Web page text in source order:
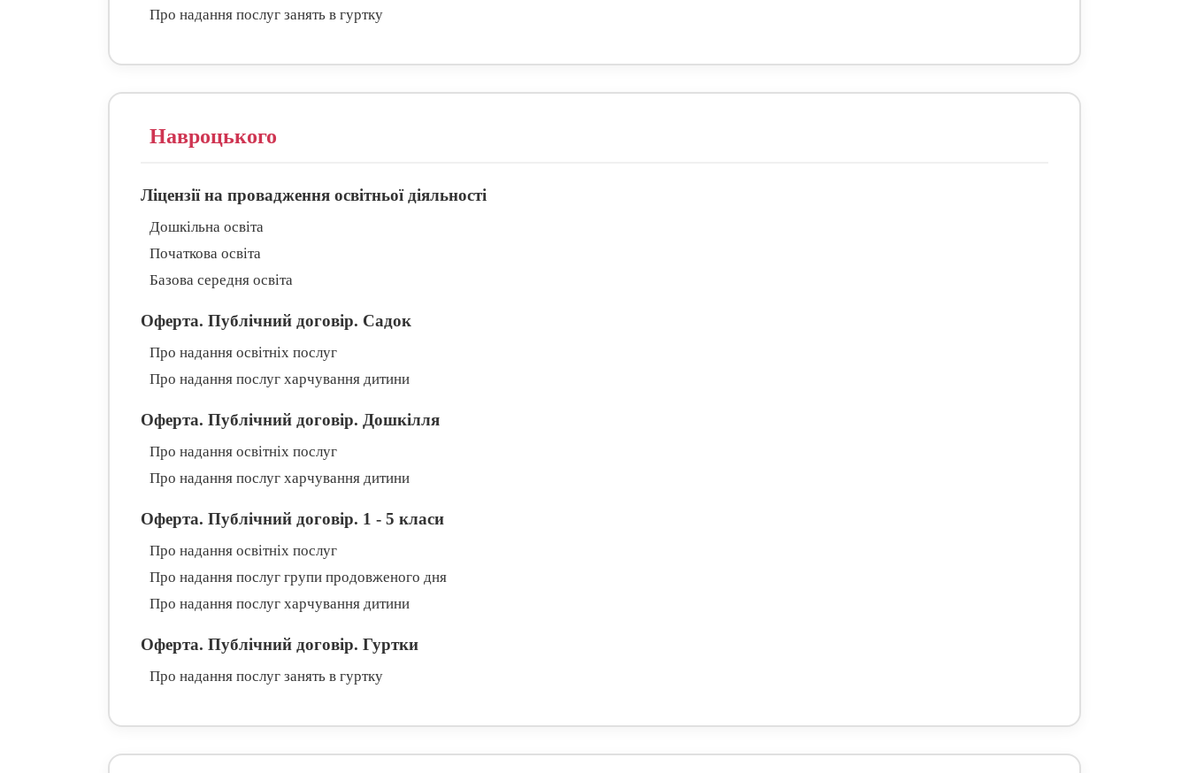
Про надання послуг занять в гуртку
Навроцького
Ліцензії на провадження освітньої діяльності
Дошкільна освіта
Початкова освіта
Базова середня освіта
Оферта. Публічний договір. Садок
Про надання освітніх послуг
Про надання послуг харчування дитини
Оферта. Публічний договір. Дошкілля
Про надання освітніх послуг
Про надання послуг харчування дитини
Оферта. Публічний договір. 1 - 5 класи
Про надання освітніх послуг
Про надання послуг групи продовженого дня
Про надання послуг харчування дитини
Оферта. Публічний договір. Гуртки
Про надання послуг занять в гуртку